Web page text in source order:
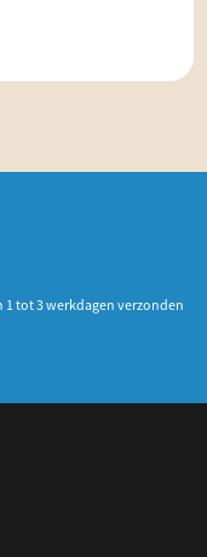
tot 3 werkdagen verzonden